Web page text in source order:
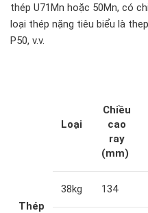
thép U71Mn hoặc 50Mn, có
loại thép nặng tiêu biểu là
P50, v.v.
Thép
Loại
Chiều
cao
ray
(mm)
38kg 134